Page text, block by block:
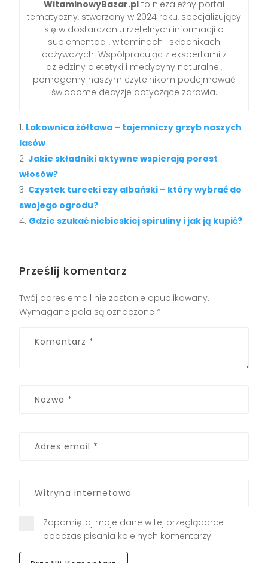
WitaminowyBazar.pl to niezależny portal
tematyczny, stworzony w 2024 roku, specjalizujący
się w dostarczaniu rzetelnych informacji o
suplementacji, witaminach i składnikach
odżywczych. Współpracując z ekspertami z
dziedziny dietetyki i medycyny naturalnej,
pomagamy naszym czytelnikom podejmować
świadome decyzje dotyczące zdrowia.
Lakownica żółtawa – tajemniczy grzyb naszych
lasów
Jakie składniki aktywne wspierają porost
włosów?
Czystek turecki czy albański – który wybrać do
swojego ogrodu?
Gdzie szukać niebieskiej spiruliny i jak ją kupić?
Prześlij komentarz
Twój adres email nie zostanie opublikowany.
Wymagane pola są oznaczone *
Zapamiętaj moje dane w tej przeglądarce
podczas pisania kolejnych komentarzy.